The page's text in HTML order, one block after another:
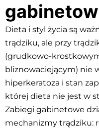
Dieta i styl życia są
trądziku, ale przy
(grudkowo-
bliznowaciejącym) nie
hiperkeratoza i stan
której dieta nie jest w
Zabiegi gabinetowe
mechanizmy trądziku: